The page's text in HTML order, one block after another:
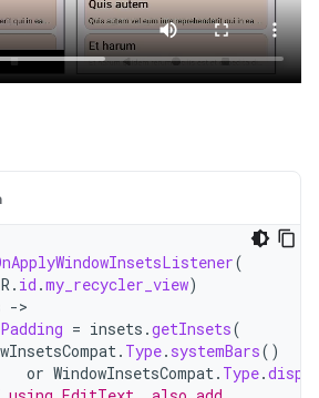
(
R . id .my_recycler_view)
->
= insets .getInsets(
. Type. systemBars()
or WindowInsetsCompat. Type.